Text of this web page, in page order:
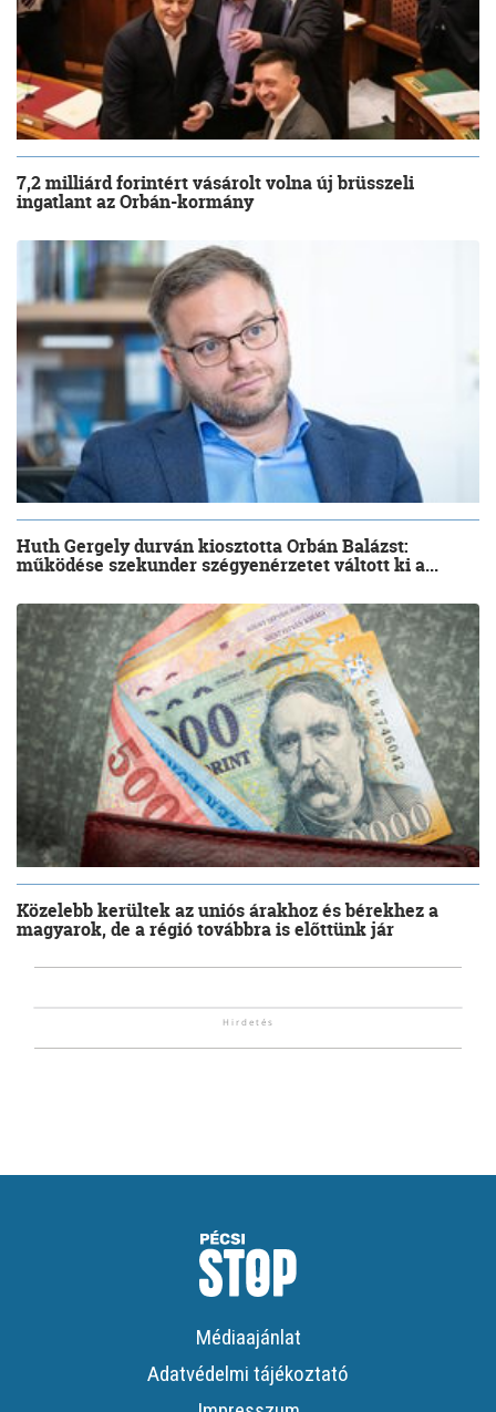
7,2 milliárd forintért vásárolt volna új brüsszeli
ingatlant az Orbán-kormány
Huth Gergely durván kiosztotta Orbán Balázst:
működése szekunder szégyenérzetet váltott ki a...
Közelebb kerültek az uniós árakhoz és bérekhez a
magyarok, de a régió továbbra is előttünk jár
Médiaajánlat
Adatvédelmi tájékoztató